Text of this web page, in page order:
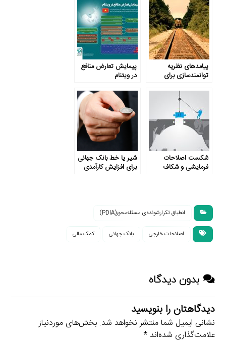
پیامدهای نظریه
توانمندسازی برای
پیمایش تعارض منافع
در ویتنام
شکست اصلاحات
فرمایشی و شکاف
شیر یا خط بانک جهانی
برای افزایش کارآمدی
انطباق تکرارشونده‌ی مسئله‌محور(PDIA)
اصلاحات خارجی بانک جهانی کمک مالی
بدون دیدگاه
دیدگاهتان را بنویسید
نشانی ایمیل شما منتشر نخواهد شد. بخش‌های موردنیاز
علامت‌گذاری شده‌اند*